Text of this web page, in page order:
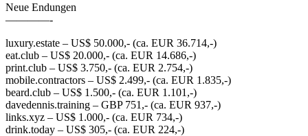
Neue Endungen
————-
luxury.estate – US$ 50.000,- (ca. EUR 36.714,-)
eat.club – US$ 20.000,- (ca. EUR 14.686,-)
print.club – US$ 3.750,- (ca. EUR 2.754,-)
mobile.contractors – US$ 2.499,- (ca. EUR 1.835,-)
beard.club – US$ 1.500,- (ca. EUR 1.101,-)
davedennis.training – GBP 751,- (ca. EUR 937,-)
links.xyz – US$ 1.000,- (ca. EUR 734,-)
drink.today – US$ 305,- (ca. EUR 224,-)